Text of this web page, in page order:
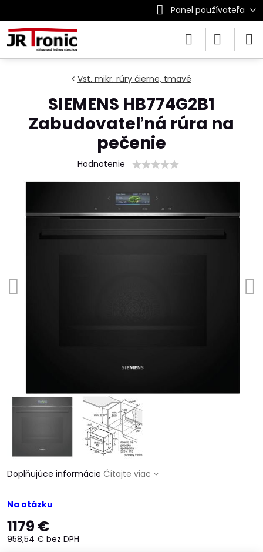
Panel používateľa
Vst. mikr. rúry čierne, tmavé
SIEMENS HB774G2B1
Zabudovateľná rúra na
pečenie
Hodnotenie
Doplňujúce informácie Čítajte viac
Na otázku
1179 €
958,54 € bez DPH